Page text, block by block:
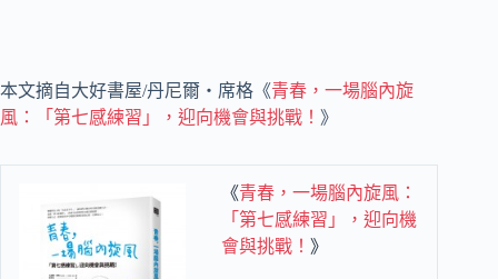
本文摘自大好書屋/丹尼爾‧席格《青春，一場腦內旋
風：「第七感練習」，迎向機會與挑戰！ 》
《青春，一場腦內旋風：
「第七感練習」，迎向機
會與挑戰！ 》